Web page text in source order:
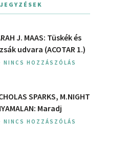
J. MAAS: Tüskék és
udvara (ACOTAR 1.)
NINCS HOZZÁSZÓLÁS
SPARKS, M.NIGHT
Maradj
NINCS HOZZÁSZÓLÁS